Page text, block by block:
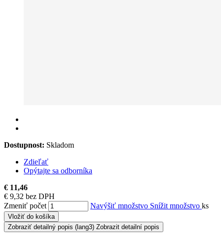
Dostupnost: Skladom
Zdieľať
Opýtajte sa odborníka
€ 11,46
€ 9,32 bez DPH
Zmeniť počet
Navýšiť množstvo Snížit množstvo ks
Vložiť do košíka
Zobraziť detailný popis (lang3) Zobrazit detailní popis